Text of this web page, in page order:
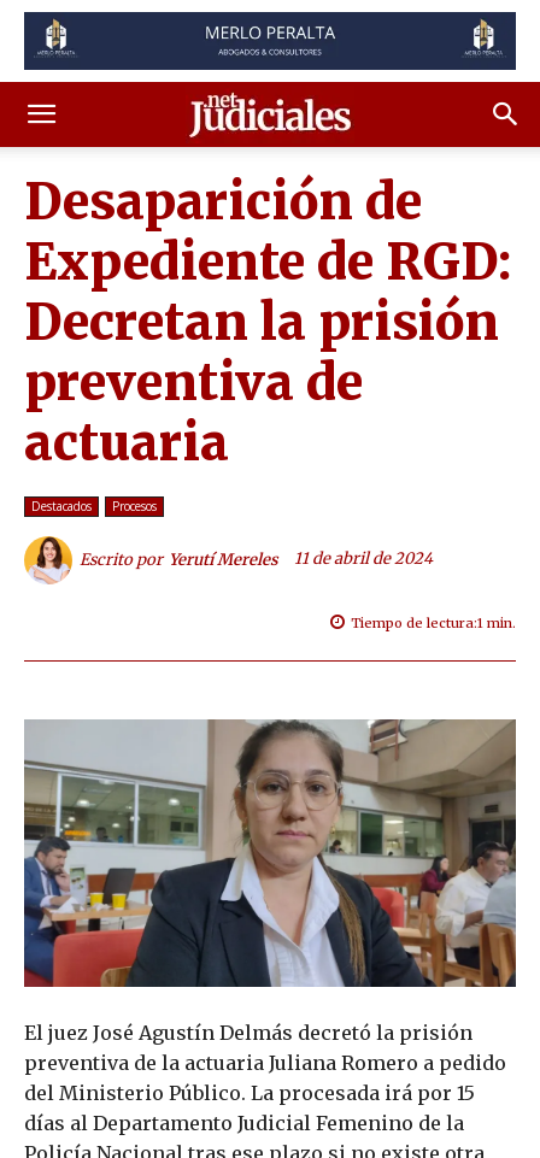
Desaparición de
Expediente de RGD:
Decretan la prisión
preventiva de
actuaria
Destacados Procesos
Escrito por Yerutí Mereles 11 de abril de 2024
Tiempo de lectura:1 min.
El juez José Agustín Delmás decretó la prisión
preventiva de la actuaria Juliana Romero a pedido
del Ministerio Público. La procesada irá por 15
días al Departamento Judicial Femenino de la
Policía Nacional tras ese plazo si no existe otra